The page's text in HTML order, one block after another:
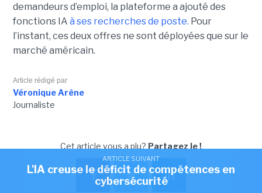
demandeurs d’emploi, la plateforme a ajouté des
fonctions IA à ses recherches de poste. Pour
l’instant, ces deux offres ne sont déployées que sur le
marché américain.
Article rédigé par
Véronique Arène
Journaliste
Cet article vous a plu? Partagez le !
ARTICLE SUIVANT
L'IA creuse le déficit de compétences en
cybersécurité